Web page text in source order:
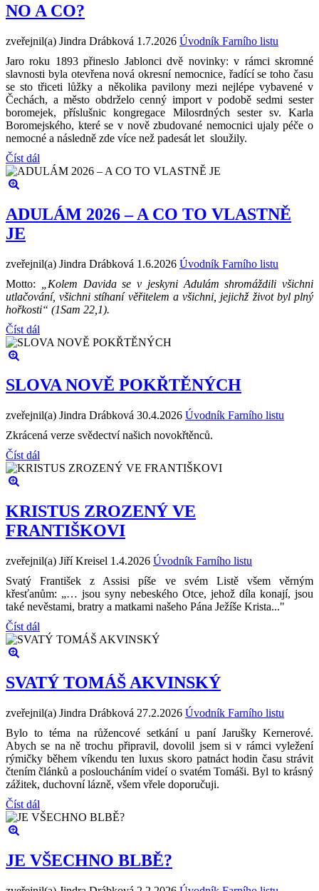
NO A CO?
zveřejnil(a) Jindra Drábková 1.7.2026 Úvodník Farního listu
Jaro roku 1893 přineslo Jablonci dvě novinky: v rámci skromné
slavnosti byla otevřena nová okresní nemocnice, řadící se toho času
se sto třiceti lůžky a několika pavilony mezi nejlépe vybavené v
Čechách, a město obdrželo cenný import v podobě sedmi sester
boromejek, příslušnic kongregace Milosrdných sester sv. Karla
Boromejského, které se v nově zbudované nemocnici ujaly péče o
nemocné a následně zde více než padesát let sloužily.
Číst dál
ADULÁM 2026 – A CO TO VLASTNĚ
JE
zveřejnil(a) Jindra Drábková 1.6.2026 Úvodník Farního listu
Motto:
„Kolem Davida se v jeskyni Adulám shromáždili všichni
utlačování, všichni stíhaní věřitelem a všichni, jejichž život byl plný
hořkosti“ (1Sam 22,1).
Číst dál
SLOVA NOVĚ POKŘTĚNÝCH
zveřejnil(a) Jindra Drábková 30.4.2026 Úvodník Farního listu
Zkrácená verze svědectví našich novokřtěnců.
Číst dál
KRISTUS ZROZENÝ VE
FRANTIŠKOVI
zveřejnil(a) Jiří Kreisel 1.4.2026 Úvodník Farního listu
Svatý František z Assisi píše ve svém Listě všem věrným
křesťanům: „… jsou syny nebeského Otce, jehož díla konají, jsou
také nevěstami, bratry a matkami našeho Pána Ježíše Krista..."
Číst dál
SVATÝ TOMÁŠ AKVINSKÝ
zveřejnil(a) Jindra Drábková 27.2.2026 Úvodník Farního listu
Bylo to téma na růžencové setkání u paní Jarušky Kernerové.
Abych se na ně trochu připravil, dovolil jsem si v rámci vyležení
rýmičky během víkendu ten luxus skoro patnáct hodin času strávit
čtením článků a posloucháním videí o svatém Tomáši. Byl to krásný
zážitek, duchovní lázně, všem vřele doporučuji.
Číst dál
JE VŠECHNO BLBĚ?